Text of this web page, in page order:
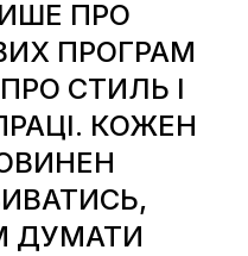
ПРО
ПРОГРАМ
СТИЛЬ І
КОЖЕН
ДУМАТИ